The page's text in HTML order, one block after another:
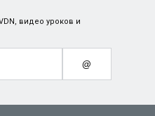
видео уроков и
@